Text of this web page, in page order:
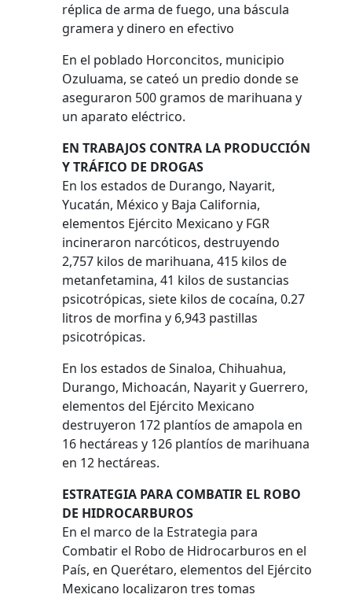
réplica de arma de fuego, una báscula
gramera y dinero en efectivo
En el poblado Horconcitos, municipio
Ozuluama, se cateó un predio donde se
aseguraron 500 gramos de marihuana y
un aparato eléctrico.
EN TRABAJOS CONTRA LA PRODUCCIÓN
Y TRÁFICO DE DROGAS
En los estados de Durango, Nayarit,
Yucatán, México y Baja California,
elementos Ejército Mexicano y FGR
incineraron narcóticos, destruyendo
2,757 kilos de marihuana, 415 kilos de
metanfetamina, 41 kilos de sustancias
psicotrópicas, siete kilos de cocaína, 0.27
litros de morfina y 6,943 pastillas
psicotrópicas.
En los estados de Sinaloa, Chihuahua,
Durango, Michoacán, Nayarit y Guerrero,
elementos del Ejército Mexicano
destruyeron 172 plantíos de amapola en
16 hectáreas y 126 plantíos de marihuana
en 12 hectáreas.
ESTRATEGIA PARA COMBATIR EL ROBO
DE HIDROCARBUROS
En el marco de la Estrategia para
Combatir el Robo de Hidrocarburos en el
País, en Querétaro, elementos del Ejército
Mexicano localizaron tres tomas